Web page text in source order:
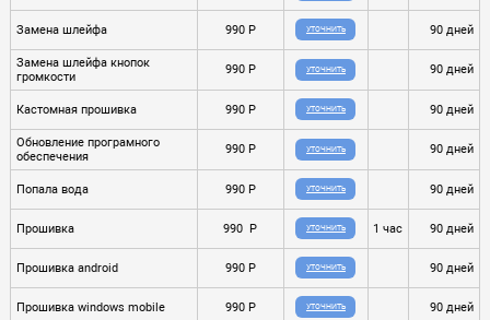
Замена шлейфа 990 P УТОЧНИТЬ 90 дней
Замена шлейфа кнопок
громкости
990 P УТОЧНИТЬ 90 дней
Кастомная прошивка 990 P УТОЧНИТЬ 90 дней
Обновление програмного
обеспечения
990 P УТОЧНИТЬ 90 дней
Попала вода 990 P УТОЧНИТЬ 90 дней
Прошивка 990 P УТОЧНИТЬ 1 час 90 дней
Прошивка android 990 P УТОЧНИТЬ 90 дней
Прошивка windows mobile 990 P УТОЧНИТЬ 90 дней